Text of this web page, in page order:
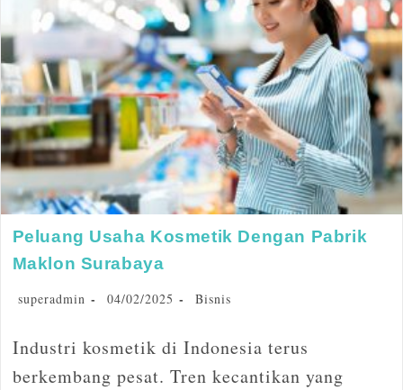
Peluang Usaha Kosmetik Dengan Pabrik
Maklon Surabaya
superadmin 04/02/2025 Bisnis
Industri kosmetik di Indonesia terus
berkembang pesat. Tren kecantikan yang